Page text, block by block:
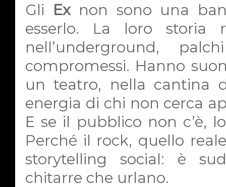
Gli Ex non sono una
esserlo. La loro storia
nell’underground,
compromessi. Hanno
un teatro, nella cantina
energia di chi non cerca
E se il pubblico non c’è,
Perché il rock, quello
storytelling social: è
chitarre che urlano.